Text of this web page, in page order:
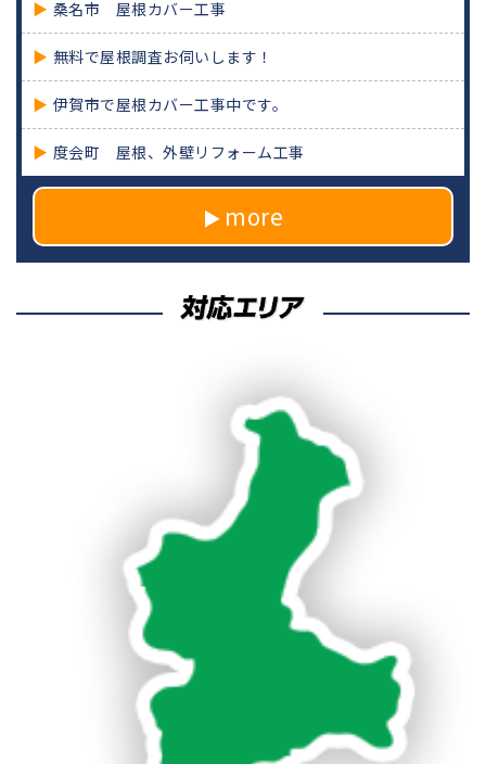
桑名市 屋根カバー工事
無料で屋根調査お伺いします！
伊賀市で屋根カバー工事中です。
度会町 屋根、外壁リフォーム工事
more